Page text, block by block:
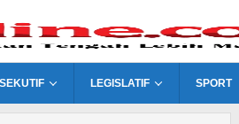
LEGISLATIF SPORT